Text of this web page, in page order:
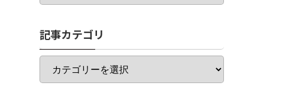
ゴ
一
覧
記事カテゴリ
記
カ